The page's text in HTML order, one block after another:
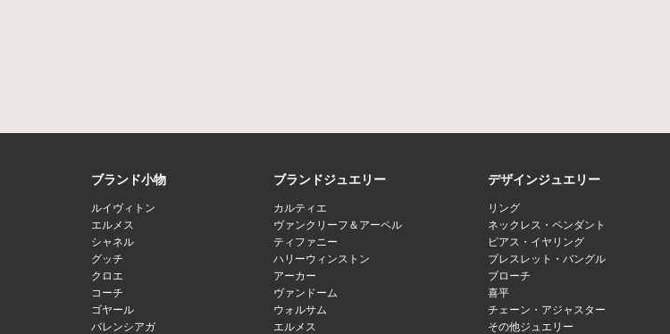
ブランド小物
ルイヴィトン
エルメス
シャネル
グッチ
クロエ
コーチ
ゴヤール
バレンシアガ
ブランドジュエリー
カルティエ
ヴァンクリーフ＆アーペル
ティファニー
ハリーウィンストン
アーカー
ヴァンドーム
ウォルサム
エルメス
デザインジュエリー
リング
ネックレス・ペンダント
ピアス・イヤリング
ブレスレット・バングル
ブローチ
喜平
チェーン・アジャスター
その他ジュエリー